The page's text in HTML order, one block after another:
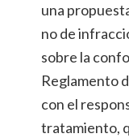
una
no de
sobre la
Reglamento
con el
tratamiento,